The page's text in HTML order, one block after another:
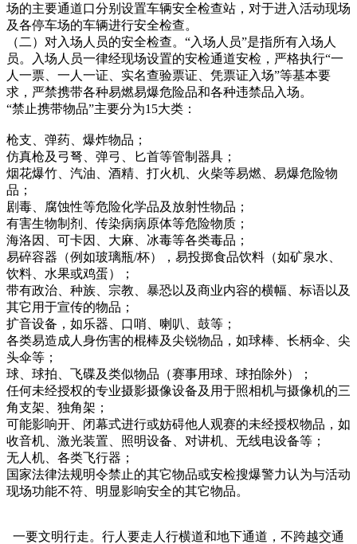
场的主要通道口分别设置车辆安全检查站，对于进入活动现场
及各停车场的车辆进行安全检查。
（二）对入场人员的安全检查。“入场人员”是指所有入场人
员。入场人员一律经现场设置的安检通道安检，严格执行“一
人一票、一人一证、实名查验票证、凭票证入场”等基本要
求，严禁携带各种易燃易爆危险品和各种违禁品入场。
“禁止携带物品”主要分为15大类：
枪支、弹药、爆炸物品；
仿真枪及弓弩、弹弓、匕首等管制器具；
烟花爆竹、汽油、酒精、打火机、火柴等易燃、易爆危险物
品；
剧毒、腐蚀性等危险化学品及放射性物品；
有害生物制剂、传染病病原体等危险物质；
海洛因、可卡因、大麻、冰毒等各类毒品；
易碎容器（例如玻璃瓶/杯），易投掷食品饮料（如矿泉水、
饮料、水果或鸡蛋）；
带有政治、种族、宗教、暴恐以及商业内容的横幅、标语以及
其它用于宣传的物品；
扩音设备，如乐器、口哨、喇叭、鼓等；
各类易造成人身伤害的棍棒及尖锐物品，如球棒、长柄伞、尖
头伞等；
球、球拍、飞碟及类似物品（赛事用球、球拍除外）；
任何未经授权的专业摄影摄像设备及用于照相机与摄像机的三
角支架、独角架；
可能影响开、闭幕式进行或妨碍他人观赛的未经授权物品，如
收音机、激光装置、照明设备、对讲机、无线电设备等；
无人机、各类飞行器；
国家法律法规明令禁止的其它物品或安检搜爆警力认为与活动
现场功能不符、明显影响安全的其它物品。
一要文明行走。行人要走人行横道和地下通道，不跨越交通